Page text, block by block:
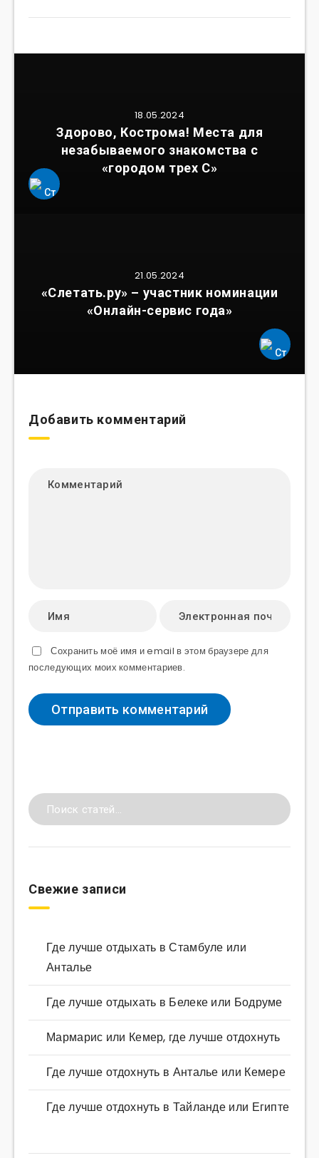
18.05.2024
Здорово, Кострома! Места для
незабываемого знакомства с
«городом трех С»
21.05.2024
«Слетать.ру» – участник номинации
«Онлайн-сервис года»
Добавить комментарий
Сохранить моё имя и email в этом браузере для
последующих моих комментариев.
Свежие записи
Где лучше отдыхать в Стамбуле или
Анталье
Где лучше отдыхать в Белеке или Бодруме
Мармарис или Кемер, где лучше отдохнуть
Где лучше отдохнуть в Анталье или Кемере
Где лучше отдохнуть в Тайланде или Египте